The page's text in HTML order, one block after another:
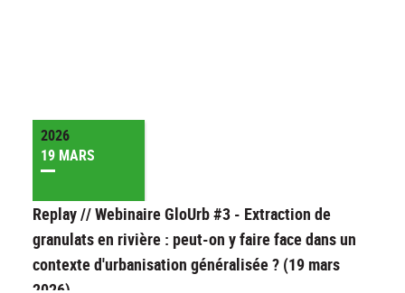
2026
19 MARS
Replay // Webinaire GloUrb #3 - Extraction de
granulats en rivière : peut-on y faire face dans un
contexte d'urbanisation généralisée ? (19 mars